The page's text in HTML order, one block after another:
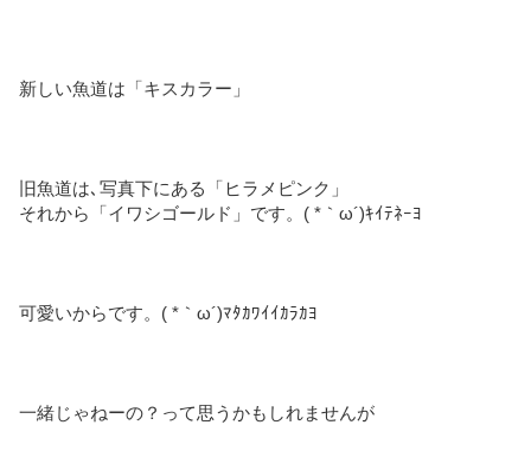
新しい魚道は「キスカラー」
旧魚道は､写真下にある「ヒラメピンク」
それから「イワシゴールド」です。( *｀ω´)ｷｲﾃﾈｰﾖ
可愛いからです。( *｀ω´)ﾏﾀｶﾜｲｲｶﾗｶﾖ
一緒じゃねーの？って思うかもしれませんが